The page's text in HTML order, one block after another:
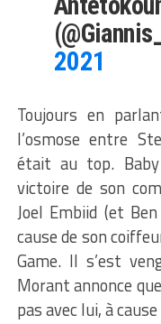
2021
Toujours en
l’osmose entre
était au top.
victoire de son
Joel Embiid (et
cause de son
Game. Il s’est
Morant annonce
pas avec lui, à